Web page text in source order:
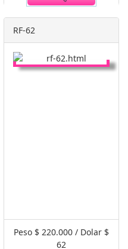
RF-62
Peso $ 220.000 / Dolar $
62